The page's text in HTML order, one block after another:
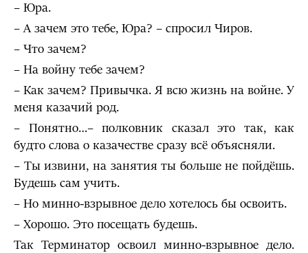
– Юра.
– А зачем это тебе, Юра? – спросил Чиров.
– Что зачем?
– На войну тебе зачем?
– Как зачем? Привычка. Я всю жизнь на войне. У
меня казачий род.
– Понятно…– полковник сказал это так, как
будто слова о казачестве сразу всё объясняли.
– Ты извини, на занятия ты больше не пойдёшь.
Будешь сам учить.
– Но минно-взрывное дело хотелось бы освоить.
– Хорошо. Это посещать будешь.
Так Терминатор освоил минно-взрывное дело.